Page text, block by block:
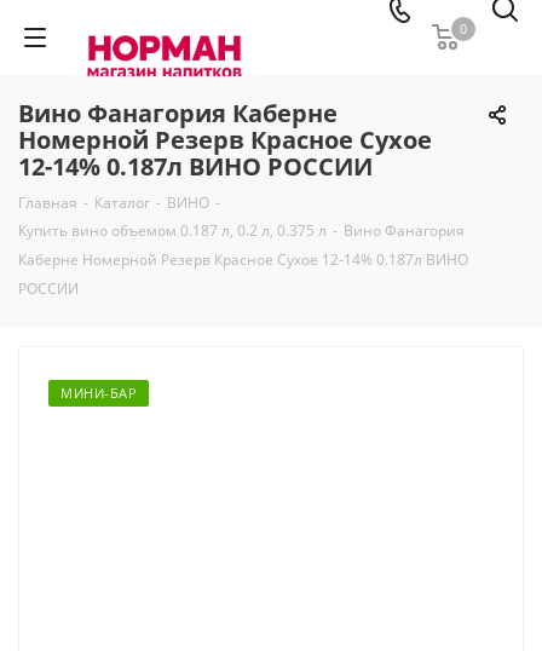
0
Вино Фанагория Каберне
Номерной Резерв Красное Сухое
12-14% 0.187л ВИНО РОССИИ
Главная - Каталог - ВИНО -
Купить вино объемом 0.187 л, 0.2 л, 0.375 л - Вино Фанагория
Каберне Номерной Резерв Красное Сухое 12-14% 0.187л ВИНО
РОССИИ
МИНИ-БАР